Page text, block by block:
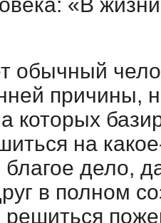
обычный
причины,
которых
на
благое дело,
в полном